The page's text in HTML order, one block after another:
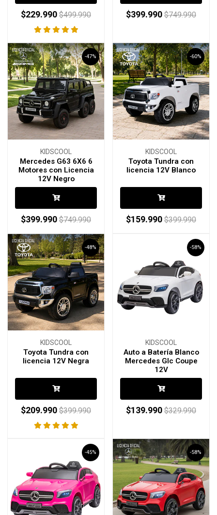
$229.990 $499.990 $399.990 $749.990
-47%
KIDSCOOL
Mercedes G63 6X6 6
Motores con Licencia
12V Negro
$399.990 $749.990
-60%
KIDSCOOL
Toyota Tundra con
licencia 12V Blanco
$159.990 $399.990
-48%
KIDSCOOL
Toyota Tundra con
licencia 12V Negra
$209.990 $399.990
-58%
KIDSCOOL
Auto a Batería Blanco
Mercedes Glc Coupe
12V
$139.990 $329.990
-45% -58%